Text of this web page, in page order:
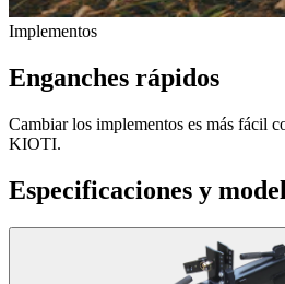
Implementos
Enganches rápidos
Cambiar los implementos es más fácil
KIOTI.
Especificaciones y